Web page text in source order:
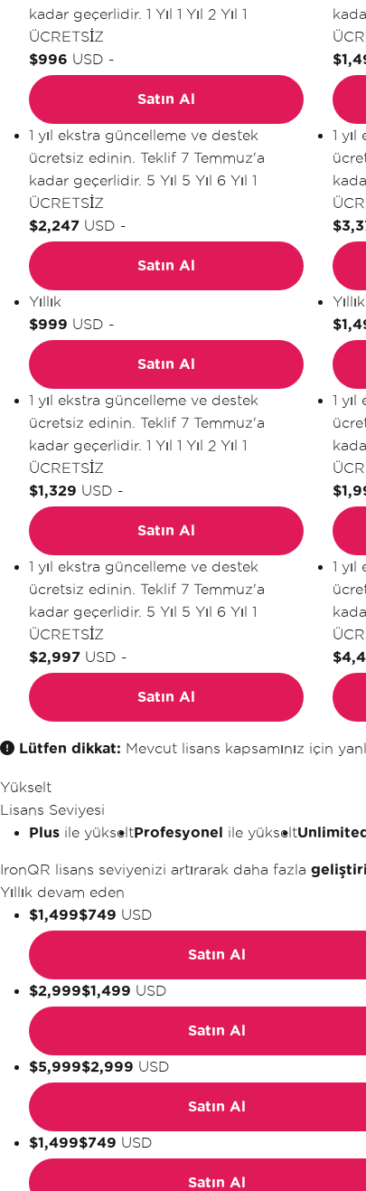
kadar geçerlidir. 1 Yıl 1 Yıl 2 Yıl 1
ÜCRETSİZ
$996 USD -
Satın Al
1 yıl ekstra güncelleme ve destek
ücretsiz edinin. Teklif 7 Temmuz'a
kadar geçerlidir. 5 Yıl 5 Yıl 6 Yıl 1
ÜCRETSİZ
$2,247 USD -
Satın Al
Yıllık
$999 USD -
Satın Al
1 yıl ekstra güncelleme ve destek
ücretsiz edinin. Teklif 7 Temmuz'a
kadar geçerlidir. 1 Yıl 1 Yıl 2 Yıl 1
ÜCRETSİZ
$1,329 USD -
Satın Al
1 yıl ekstra güncelleme ve destek
ücretsiz edinin. Teklif 7 Temmuz'a
kadar geçerlidir. 5 Yıl 5 Yıl 6 Yıl 1
ÜCRETSİZ
$2,997 USD -
Satın Al
1
Yıllık
1
1
Lütfen dikkat: Mevcut lisans kapsamınız için
Yükselt
Lisans Seviyesi
Plus ile yükseltProfesyonel ile yükseltUnlimited
IronQR lisans seviyenizi artırarak daha fazla
Yıllık devam eden
$1,499$749 USD
Satın Al
$2,999$1,499 USD
Satın Al
$5,999$2,999 USD
Satın Al
$1,499$749 USD
Satın Al